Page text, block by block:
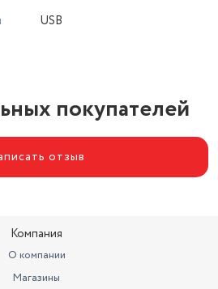
USB
покупателей
отзыв
Компания
О компании
Магазины